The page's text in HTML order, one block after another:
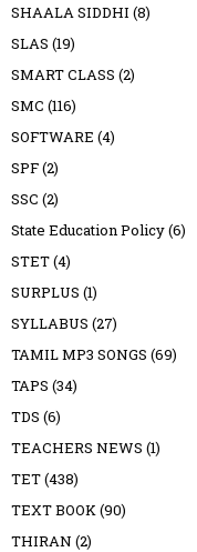
SHAALA SIDDHI (8)
SLAS (19)
SMART CLASS (2)
SMC (116)
SOFTWARE (4)
SPF(2)
SSC (2)
State Education Policy(6)
STET(4)
SURPLUS (1)
SYLLABUS (27)
TAMIL MP3 SONGS (69)
TAPS (34)
TDS (6)
TEACHERS NEWS (1)
TET(438)
TEXT BOOK(90)
THIRAN (2)